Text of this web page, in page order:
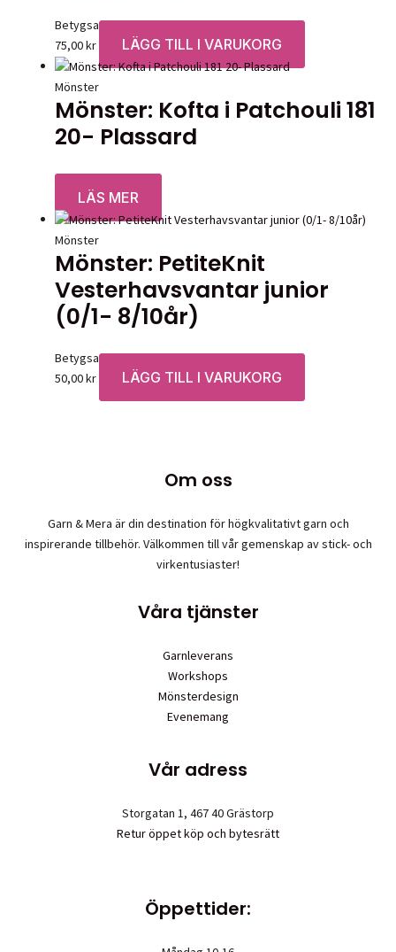
Betygsatt0av 5
75,00kr LÄGG TILL I VARUKORG
Mönster
Mönster: Kofta i Patchouli 181
20- Plassard
Betygsatt0av 5
LÄS MER
Mönster
Mönster: PetiteKnit
Vesterhavsvantar junior
(0/1- 8/10år)
Betygsatt0av 5
50,00kr LÄGG TILL I VARUKORG
Om oss
Garn & Mera är din destination för högkvalitativt garn och
inspirerande tillbehör. Välkommen till vår gemenskap av stick- och
virkentusiaster!
Våra tjänster
Garnleverans
Workshops
Mönsterdesign
Evenemang
Vår adress
Storgatan 1, 467 40 Grästorp
Retur öppet köp och bytesrätt
Öppettider: